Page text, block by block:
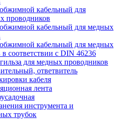
кабельный для
проводников
кабельный для медных
кабельный для медных
соответствии с DIN 46236
для медных проводников
ответвитель
кабеля
лента
инструмента и
трубок